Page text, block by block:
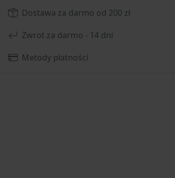
Dostawa za darmo od 200 zł
Zwrot za darmo - 14 dni
Metody płatności